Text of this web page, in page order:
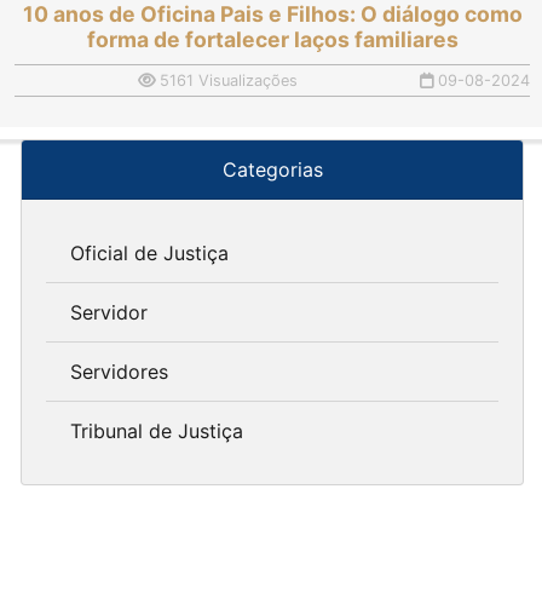
10 anos de Oficina Pais e Filhos: O diálogo como
forma de fortalecer laços familiares
5161 Visualizações 09-08-2024
Categorias
Oficial de Justiça
Servidor
Servidores
Tribunal de Justiça